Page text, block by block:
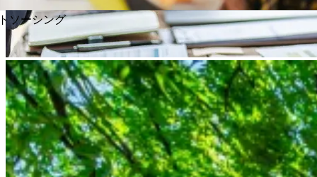
ソーシング